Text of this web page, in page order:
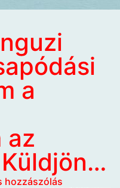
a
az
hozzászólás